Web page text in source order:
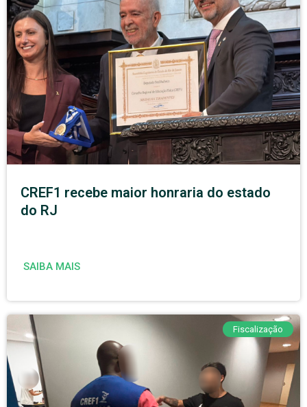
CREF1 recebe maior honraria do estado
do RJ
SAIBA MAIS
Fiscalização